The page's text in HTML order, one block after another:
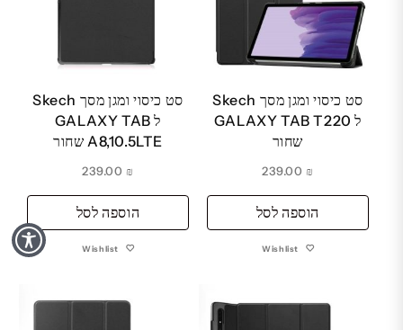
סט כיסוי ומגן מסך Skech
ל GALAXY TAB
A8,10.5LTE שחור
₪
הוספה לסל
Wishlist
סט כיסוי ומגן מסך Skech
ל GALAXY TAB T220
שחור
₪
הוספה לסל
Wishlist